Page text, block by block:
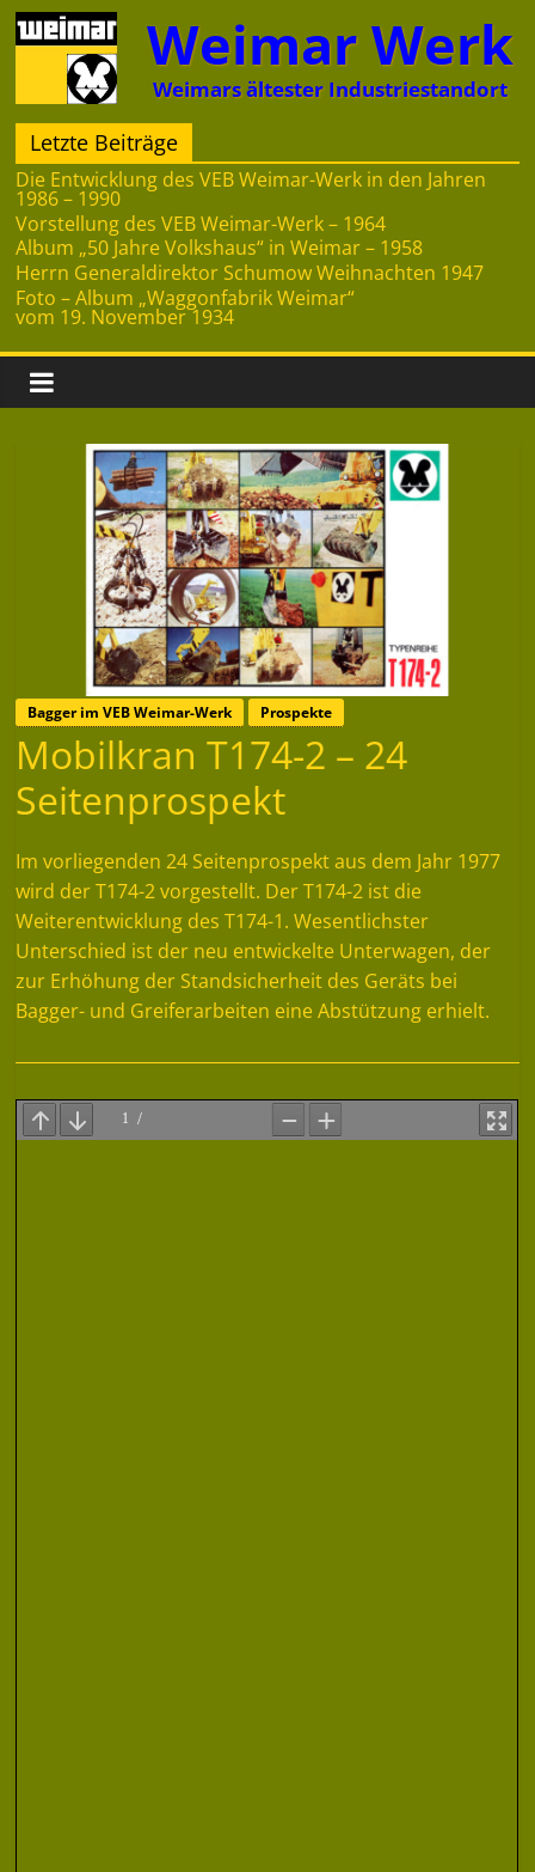
Zum
Inhalt
springen
Weimar Werk
Weimars ältester Industriestandort
Letzte Beiträge
Die Entwicklung des VEB Weimar-Werk in den Jahren
1986 – 1990
Vorstellung des VEB Weimar-Werk – 1964
Album „50 Jahre Volkshaus“ in Weimar – 1958
Herrn Generaldirektor Schumow Weihnachten 1947
Foto – Album „Waggonfabrik Weimar“
vom 19. November 1934
Bagger im VEB Weimar-Werk Prospekte
Mobilkran T174-2 – 24
Seitenprospekt
Im vorliegenden 24 Seitenprospekt aus dem Jahr 1977
wird der T174-2 vorgestellt. Der T174-2 ist die
Weiterentwicklung des T174-1. Wesentlichster
Unterschied ist der neu entwickelte Unterwagen, der
zur Erhöhung der Standsicherheit des Geräts bei
Bagger- und Greiferarbeiten eine Abstützung erhielt.